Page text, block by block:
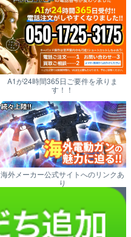
A1が24時間365日ご要件を承りま
す！！
海外メーカー公式サイトへのリンクあ
り